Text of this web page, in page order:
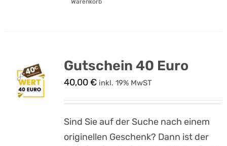
Warenkorb
Gutschein 40 Euro
40,00€ inkl. 19% MwST
Sind Sie auf der Suche nach einem
originellen Geschenk? Dann ist der